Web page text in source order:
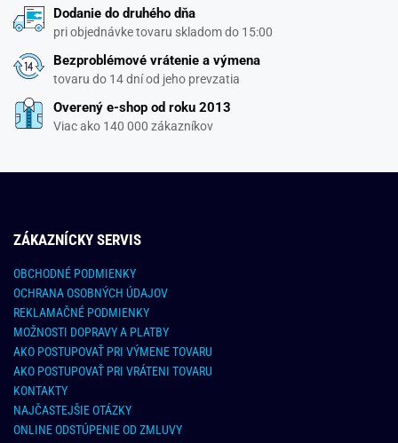
Dodanie do druhého dňa
pri objednávke tovaru skladom do 15:00
Bezproblémové vrátenie a výmena
tovaru do 14 dní od jeho prevzatia
Overený e-shop od roku 2013
Viac ako 140 000 zákazníkov
ZÁKAZNÍCKY SERVIS
OBCHODNÉ PODMIENKY
OCHRANA OSOBNÝCH ÚDAJOV
REKLAMAČNÉ PODMIENKY
MOŽNOSTI DOPRAVY A PLATBY
AKO POSTUPOVAŤ PRI VÝMENE TOVARU
AKO POSTUPOVAŤ PRI VRÁTENI TOVARU
KONTAKTY
NAJČASTEJŠIE OTÁZKY
ONLINE ODSTÚPENIE OD ZMLUVY